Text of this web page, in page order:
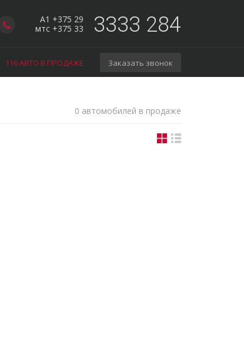
A1 +375 29
мтс +375 33
3333 284
116 АВТО В ПРОДАЖЕ Заказать звонок
0 автомобилей в продаже